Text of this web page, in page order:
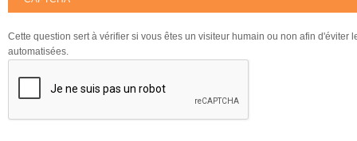
Cette question sert à vérifier si vous êtes un visiteur humain ou non afin d'éviter
automatisées.